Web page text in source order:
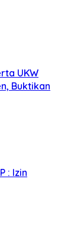
UKW
Buktikan
: Izin